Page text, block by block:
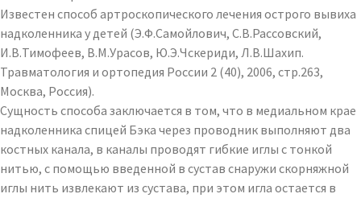
Известен способ артроскопического лечения острого вывиха
надколенника у детей (Э.Ф.Самойлович, С.В.Рассовский,
И.В.Тимофеев, В.М.Урасов, Ю.Э.Чскериди, Л.В.Шахип.
Травматология и ортопедия России 2 (40), 2006, стр.263,
Москва, Россия).
Сущность способа заключается в том, что в медиальном крае
надколенника спицей Бэка через проводник выполняют два
костных канала, в каналы проводят гибкие иглы с тонкой
нитью, с помощью введенной в сустав снаружи скорняжной
иглы нить извлекают из сустава, при этом игла остается в